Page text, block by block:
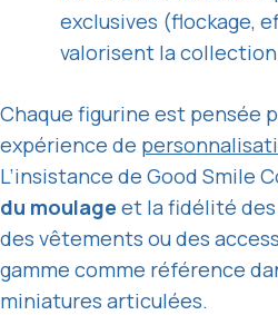
exclusives (flockage,
valorisent la
Chaque figurine est pensée
expérience de
L’insistance de Good Smile
du moulage et la fidélité des
des vêtements ou des
gamme comme référence
miniatures articulées.